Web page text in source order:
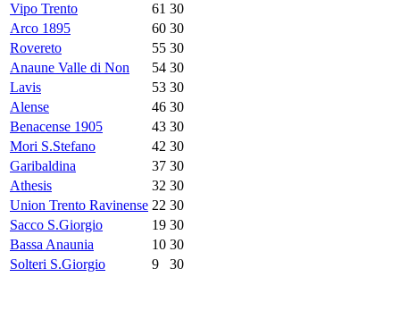
Vipo Trento
61 30
Arco 1895
60 30
Rovereto
55 30
Anaune Valle di Non
54 30
Lavis
53 30
Alense
46 30
Benacense 1905
43 30
Mori S.Stefano
42 30
Garibaldina
37 30
Athesis
32 30
Union Trento Ravinense 22 30
Sacco S.Giorgio
19 30
Bassa Anaunia
10 30
Solteri S.Giorgio
9 30